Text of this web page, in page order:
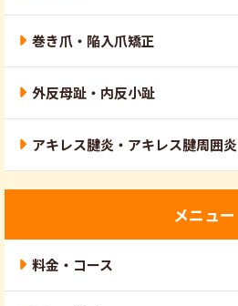
巻き爪・陥入爪矯正
外反母趾・内反小趾
アキレス腱炎・アキレス腱周囲炎
メニュー
料金・コース